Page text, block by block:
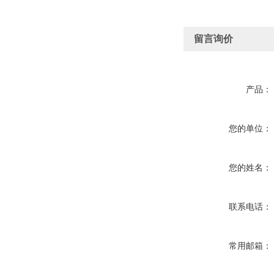
留言询价
产品：
您的单位：
您的姓名：
联系电话：
常用邮箱：